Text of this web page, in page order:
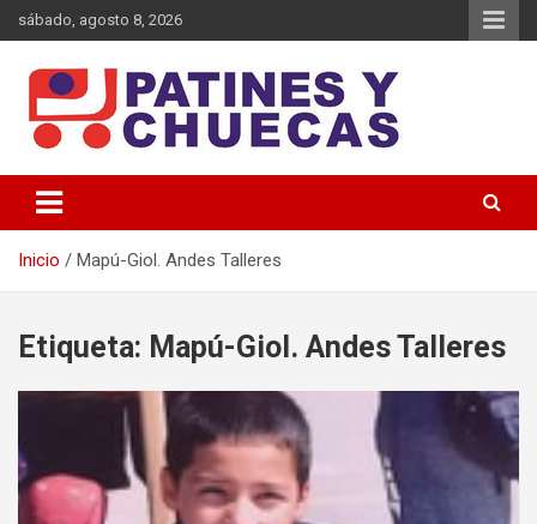
Saltar
al
sábado, agosto 8, 2026
Patines y Chuecas
Inicio Mapú-Giol. Andes Talleres
Etiqueta: Mapú-Giol. Andes Talleres